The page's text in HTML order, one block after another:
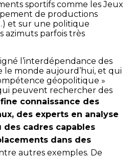
sportifs comme les Jeux
de productions
et sur une politique
azimuts parfois très
l’interdépendance des
le monde aujourd’hui, et qui
géopolitique »
peuvent rechercher des
connaissance des
des experts en analyse
des cadres capables
dans des
autres exemples. De